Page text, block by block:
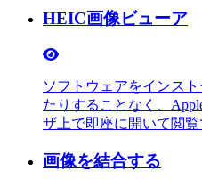
HEIC画像ビューア
ソフトウェアをインス
たりすることなく、
ザ上で即座に開いて閲覧
画像を結合する